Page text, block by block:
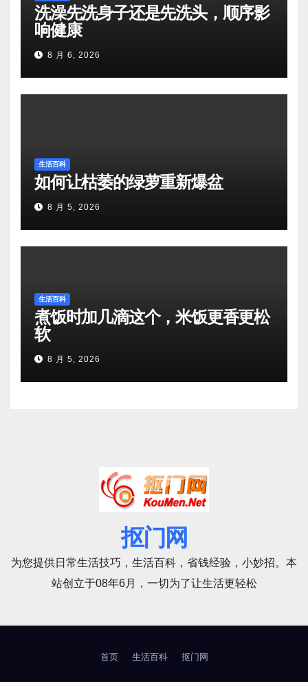
洗澡先洗身子还是先洗头，顺序影
响健康
8 月 6, 2026
生活百科
如何让枯萎的绿萝重新爆盆
8 月 5, 2026
生活百科
煮饭时加几滴这个，米饭更香更松
软
8 月 5, 2026
抠门网
为您提供日常生活技巧，生活百科，省钱经验，小妙招。本
站创立于08年6月，一切为了让生活更轻松
首页 生活百科 抠门网